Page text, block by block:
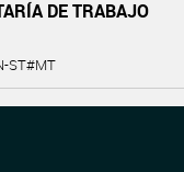
DE TRABAJO
ST#MT